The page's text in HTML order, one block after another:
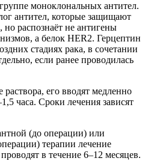
моноклональных антител.
антител, которые защищают
распознаёт не антигены
а белок HER2. Герцептин
стадиях рака, в сочетании
если ранее проводилась
его вводят медленно
часа. Сроки лечения зависят
(до операции) или
терапии лечение
в течение 6–12 месяцев.